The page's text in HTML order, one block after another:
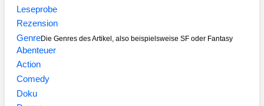
Leseprobe
Rezension
GenreDie Genres des Artikel, also beispielsweise SF oder Fantasy
Abenteuer
Action
Comedy
Doku